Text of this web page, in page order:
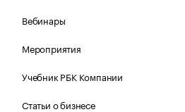
Вебинары
Мероприятия
Учебник РБК Компании
Статьи о бизнесе